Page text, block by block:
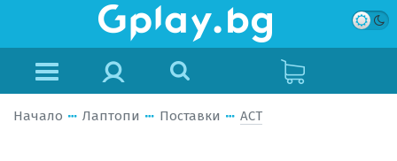
Начало Лаптопи Поставки ACT